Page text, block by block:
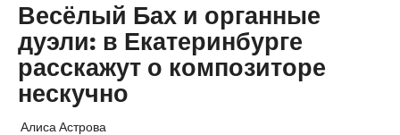
Весёлый Бах и органные
дуэли: в Екатеринбурге
расскажут о композиторе
нескучно
Алиса Астрова